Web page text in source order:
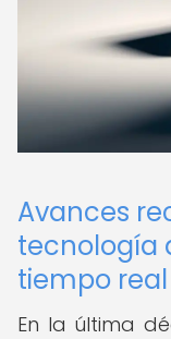
Avances
tecnología
tiempo real
En la última